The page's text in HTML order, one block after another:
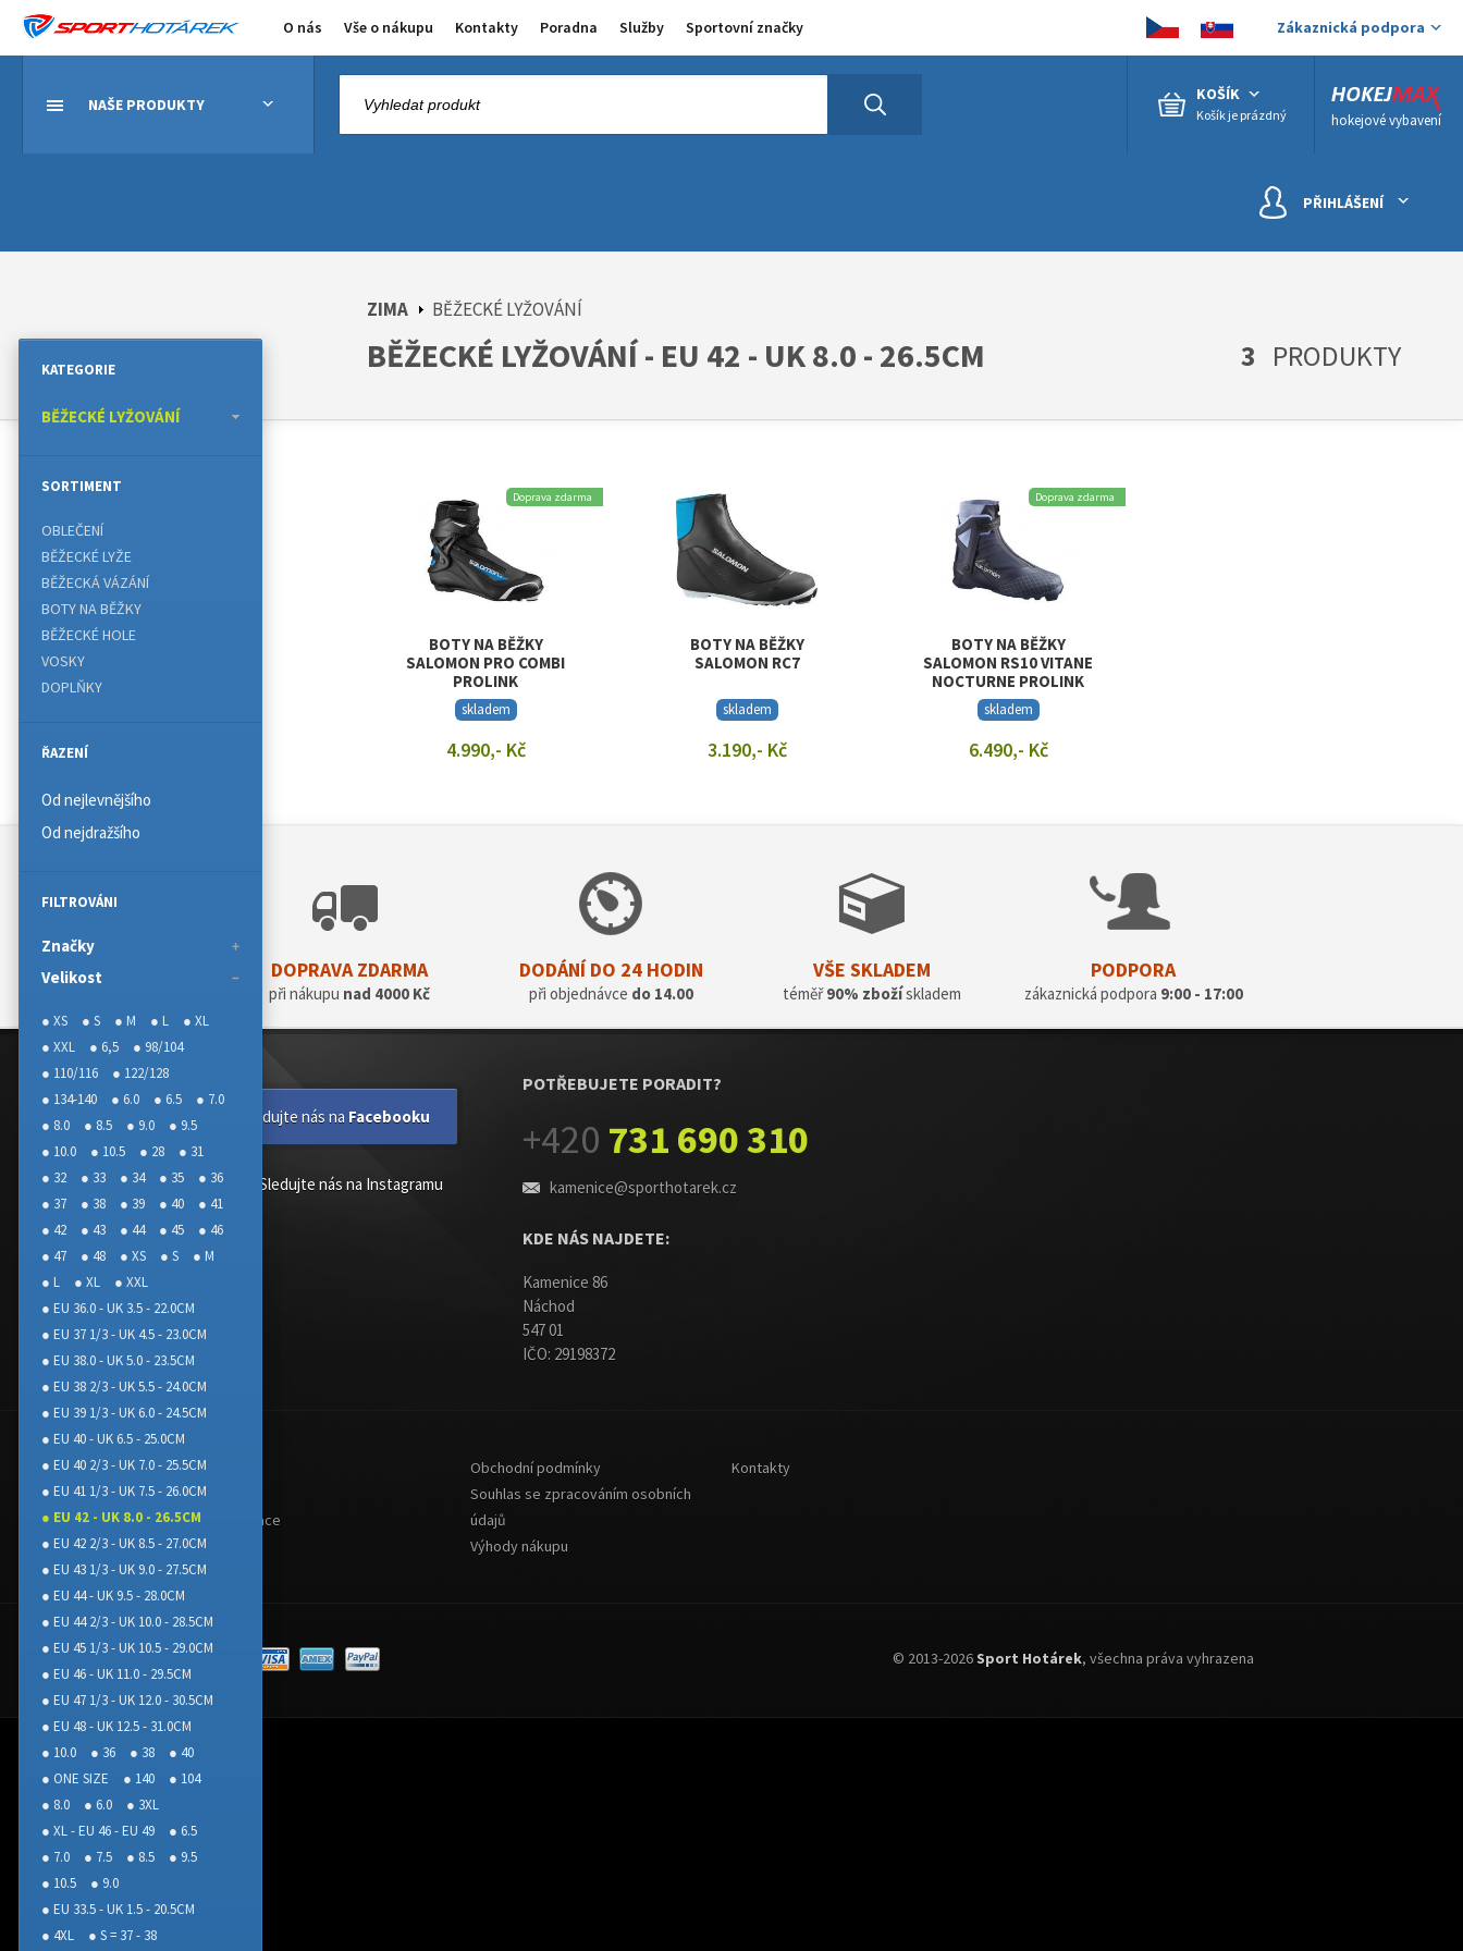
O nás Vše o nákupu Kontakty Poradna Služby Sportovní značky Zákaznická podpora
NAŠE PRODUKTY
hokejové vybavení
KOŠÍK
Košík je prázdný
PŘIHLÁŠENÍ
ZIMA BĚŽECKÉ LYŽOVÁNÍ
BĚŽECKÉ LYŽOVÁNÍ - EU 42 - UK 8.0 - 26.5CM 3 PRODUKTY
Doprava zdarma
BOTY NA BĚŽKY
SALOMON PRO COMBI
PROLINK
skladem
4.990,- Kč
BOTY NA BĚŽKY
SALOMON RC7
skladem
3.190,- Kč
Doprava zdarma
BOTY NA BĚŽKY
SALOMON RS10 VITANE
NOCTURNE PROLINK
skladem
6.490,- Kč
DOPRAVA ZDARMA
při nákupu nad 4000 Kč
DODÁNÍ DO 24 HODIN
při objednávce do 14.00
VŠE SKLADEM
téměř90% zbožískladem
PODPORA
zákaznická podpora 9:00 - 17:00
KATEGORIE
BĚŽECKÉ LYŽOVÁNÍ
SORTIMENT
OBLEČENÍ
BĚŽECKÉ LYŽE
BĚŽECKÁ VÁZÁNÍ
BOTY NA BĚŽKY
BĚŽECKÉ HOLE
VOSKY
DOPLŇKY
ŘAZENÍ
Od nejlevnějšího
Od nejdražšího
FILTROVÁNI
Značky
Velikost
● XS ● S ● M ● L
● XL
● XXL
● 6,5
● 98/104
● 110/116
● 122/128
● 134-140
● 6.0 ● 6.5
● 7.0
● 8.0
● 8.5 ● 9.0
● 9.5
● 10.0
● 10.5 ● 28
● 31
● 32
● 33 ● 34 ● 35
● 36
● 37
● 38 ● 39 ● 40
● 41
● 42
● 43 ● 44 ● 45
● 46
● 47
● 48 ● XS ● S
● M
● L
● XL
● XXL
● EU 36.0 - UK 3.5 - 22.0CM
● EU 37 1/3 - UK 4.5 - 23.0CM
● EU 38.0 - UK 5.0 - 23.5CM
● EU 38 2/3 - UK 5.5 - 24.0CM
● EU 39 1/3 - UK 6.0 - 24.5CM
● EU 40 - UK 6.5 - 25.0CM
● EU 40 2/3 - UK 7.0 - 25.5CM
● EU 41 1/3 - UK 7.5 - 26.0CM
● EU 42 - UK 8.0 - 26.5CM
● EU 42 2/3 - UK 8.5 - 27.0CM
● EU 43 1/3 - UK 9.0 - 27.5CM
● EU 44 - UK 9.5 - 28.0CM
● EU 44 2/3 - UK 10.0 - 28.5CM
● EU 45 1/3 - UK 10.5 - 29.0CM
● EU 46 - UK 11.0 - 29.5CM
● EU 47 1/3 - UK 12.0 - 30.5CM
● EU 48 - UK 12.5 - 31.0CM
● 10.0
● 36 ● 38
● 40
● ONE SIZE
● 140
● 104
● 8.0
● 6.0
● 3XL
● XL - EU 46 - EU 49
● 6.5
● 7.0
● 7.5 ● 8.5
● 9.5
● 10.5
● 9.0
● EU 33.5 - UK 1.5 - 20.5CM
● 4XL
● S = 37 - 38
Sledujte nás na Facebooku
Sledujte nás na Instagramu
POTŘEBUJETE PORADIT?
+420 731 690 310
kamenice@sporthotarek.cz
KDE NÁS NAJDETE:
Kamenice 86
Náchod
547 01
IČO: 29198372
Reklamace
Obchodní podmínky
Souhlas se zpracováním osobních
údajů
Výhody nákupu
Kontakty
© 2013-2026Sport Hotárek, všechna práva vyhrazena